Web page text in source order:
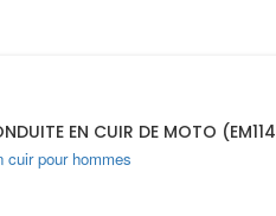
EN CUIR DE MOTO
cuir pour hommes